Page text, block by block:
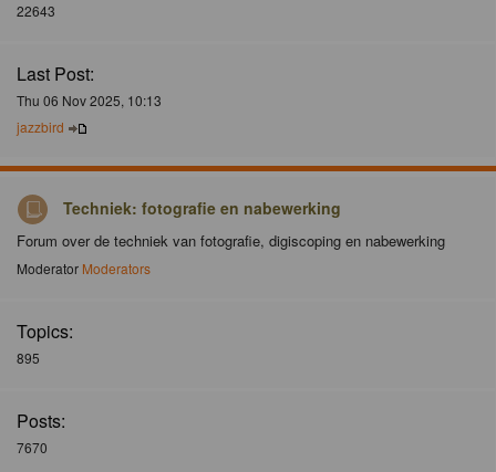
22643
Last Post:
Thu 06 Nov 2025, 10:13
jazzbird
Techniek: fotografie en nabewerking
Forum over de techniek van fotografie, digiscoping en nabewerking
Moderator Moderators
Topics:
895
Posts:
7670